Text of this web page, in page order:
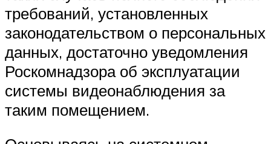
требований, установленных
законодательством о персональных
данных, достаточно уведомления
Роскомнадзора об эксплуатации
системы видеонаблюдения за
таким помещением.